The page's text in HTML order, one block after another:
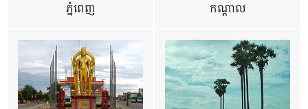
ភ្នំពេញ កណ្តាល